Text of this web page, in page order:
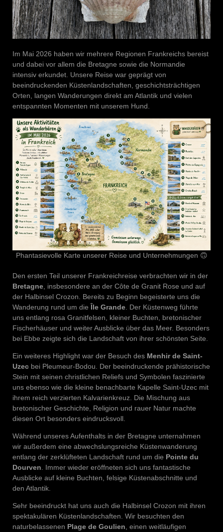
Im Mai 2026 haben wir mehrere Regionen Frankreichs bereist
und dabei vor allem die Bretagne sowie die Normandie
intensiv erkundet. Unsere Reise war geprägt von
beeindruckenden Küstenlandschaften, geschichtsträchtigen
Orten, langen Wanderungen direkt am Atlantik und vielen
entspannten Momenten mit unserem Hund.
Phantasievolle Karte unserer Reise und Unternehmungen 🙃
Den ersten Teil unserer Frankreichreise verbrachten wir in der
Bretagne , insbesondere an der Côte de Granit Rose und auf
der Halbinsel Crozon. Bereits zu Beginn begeisterte uns die
Wanderung rund um die Île Grande . Der Küstenweg führte
uns entlang rosa Granitfelsen, kleiner Buchten, bretonischer
Fischerhäuser und weiter Ausblicke über das Meer. Besonders
bei Ebbe zeigte sich die Landschaft von ihrer schönsten Seite.
Ein weiteres Highlight war der Besuch des Menhir de Saint-
Uzec bei Pleumeur-Bodou. Der beeindruckende prähistorische
Stein mit seinen christlichen Reliefs und Symbolen faszinierte
uns ebenso wie die kleine benachbarte Kapelle Saint-Uzec mit
ihrem reich verzierten Kalvarienkreuz. Die Mischung aus
bretonischer Geschichte, Religion und rauer Natur machte
diesen Ort besonders eindrucksvoll.
Während unseres Aufenthalts in der Bretagne unternahmen
wir außerdem eine abwechslungsreiche Küstenwanderung
entlang der zerklüfteten Landschaft rund um die Pointe du
Dourven . Immer wieder eröffneten sich uns fantastische
Ausblicke auf kleine Buchten, felsige Küstenabschnitte und
den Atlantik.
Sehr beeindruckt hat uns auch die Halbinsel Crozon mit ihren
spektakulären Küstenlandschaften. Wir besuchten den
naturbelassenen Plage de Goulien , einen weitläufigen